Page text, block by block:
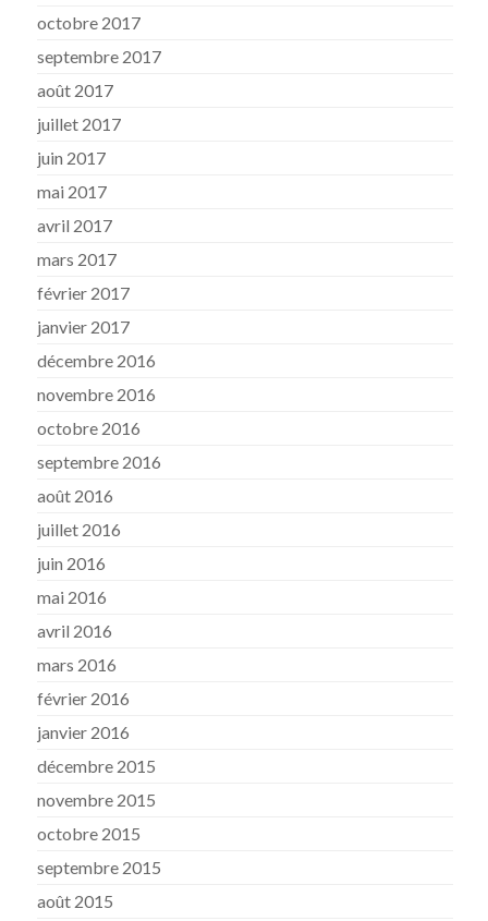
octobre 2017
septembre 2017
août 2017
juillet 2017
juin 2017
mai 2017
avril 2017
mars 2017
février 2017
janvier 2017
décembre 2016
novembre 2016
octobre 2016
septembre 2016
août 2016
juillet 2016
juin 2016
mai 2016
avril 2016
mars 2016
février 2016
janvier 2016
décembre 2015
novembre 2015
octobre 2015
septembre 2015
août 2015